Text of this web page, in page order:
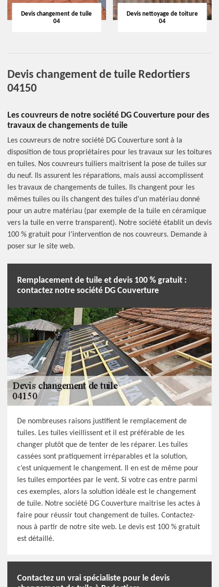
Devis changement de tuile
04
Devis nettoyage de toiture
04
Devis changement de tuile Redortiers
04150
Les couvreurs de notre société DG Couverture pour des
travaux de changements de tuile
Les couvreurs de notre société DG Couverture sont à la
disposition de tous propriétaires pour les travaux sur les toitures
en tuiles. Nos couvreurs tuiliers maitrisent la pose de tuiles sur
du neuf. Ils assurent les réparations, mais aussi accomplissent
les travaux de changements de tuiles. Ils changent pour les
mêmes tuiles ou ils changent des tuiles d’un matériau donné
pour un autre matériau (par exemple de la tuile en céramique
vers la tuile en verre transparent). Notre société établit un devis
100 % gratuit pour l’intervention de nos couvreurs. Demande à
poser sur le site web.
Remplacement de tuile et devis 100 % gratuit :
contactez notre société DG Couverture
De nombreuses raisons justifient le remplacement de
tuiles. Les tuiles vieillissent et il est préférable de les
changer plutôt que de tenter de les réparer. Les tuiles
cassées sont pratiquement irréparables et la solution,
c’est uniquement le changement. Il en est de même pour
les tuiles emportées par le vent. Si votre cas entre parmi
ces exemples, alors la solution idéale est le changement
de tuile. Notre société DG Couverture maitrise les actes à
faire pour réussir tout changement de tuiles. Contactez-
nous à partir de notre site web. Le devis est 100 % gratuit
est détaillé.
Contactez un vrai spécialiste pour le devis